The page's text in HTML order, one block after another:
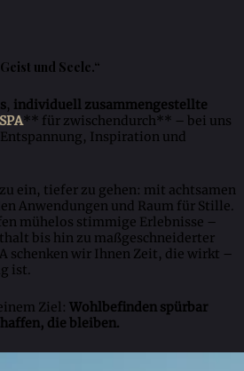
und Seele.“
, individuell zusammengestellte
** für zwischendurch** – bei uns
Inspiration und
ein, tiefer zu gehen: mit achtsamen
Anwendungen und Raum für Stille.
mühelos stimmige Erlebnisse –
bis hin zu maßgeschneiderter
schenken wir Ihnen Zeit, die wirkt –
ist.
Ziel: Wohlbefinden spürbar
die bleiben.